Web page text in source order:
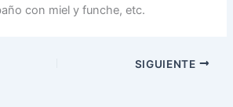
con miel y funche, etc.
SIGUIENTE